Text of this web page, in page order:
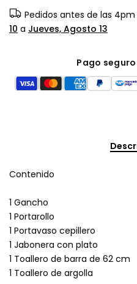
Pedidos antes de las
10 a Jueves, Agosto 13
Pago
Contenido
1 Gancho
1 Portarollo
1 Portavaso cepillero
1 Jabonera con plato
1 Toallero de barra de 62 cm
1 Toallero de argolla